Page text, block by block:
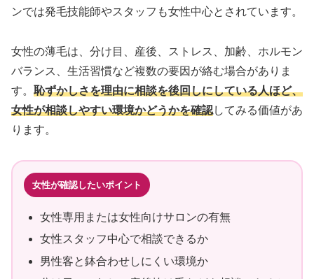
ンでは発毛技能師やスタッフも女性中心とされています。
女性の薄毛は、分け目、産後、ストレス、加齢、ホルモン
バランス、生活習慣など複数の要因が絡む場合がありま
す。 恥ずかしさを理由に相談を後回しにしている人ほど、
女性が相談しやすい環境かどうかを確認してみる価値があ
ります。
女性が確認したいポイント
女性専用または女性向けサロンの有無
女性スタッフ中心で相談できるか
男性客と鉢合わせしにくい環境か